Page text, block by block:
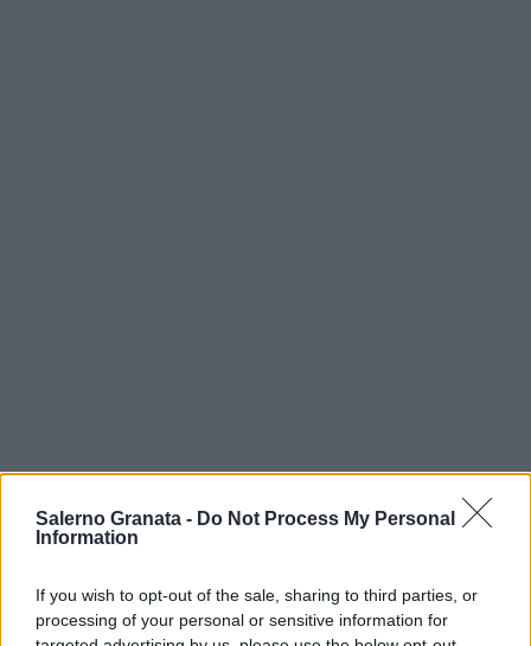
Salerno Granata - Do Not Process My Personal
Information
If you wish to opt-out of the sale, sharing to third parties, or
processing of your personal or sensitive information for